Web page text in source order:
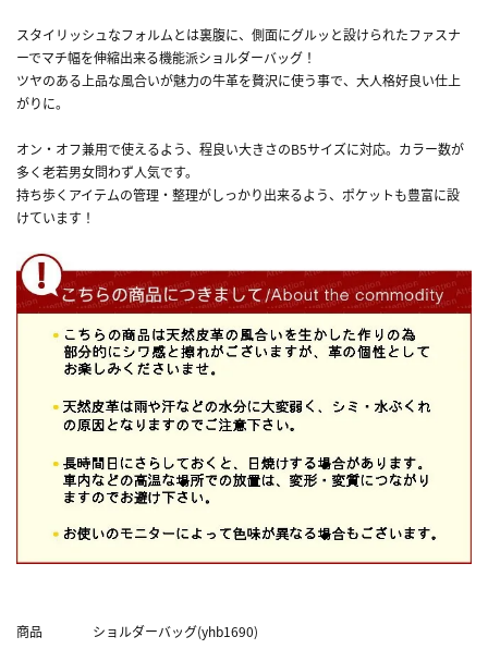
スタイリッシュなフォルムとは裏腹に、側面にグルッと設けられたファスナ
ーでマチ幅を伸縮出来る機能派ショルダーバッグ！
ツヤのある上品な風合いが魅力の牛革を贅沢に使う事で、大人格好良い仕上
がりに。
オン・オフ兼用で使えるよう、程良い大きさのB5サイズに対応。カラー数が
多く老若男女問わず人気です。
持ち歩くアイテムの管理・整理がしっかり出来るよう、ポケットも豊富に設
けています！
商品
ショルダーバッグ(yhb1690)